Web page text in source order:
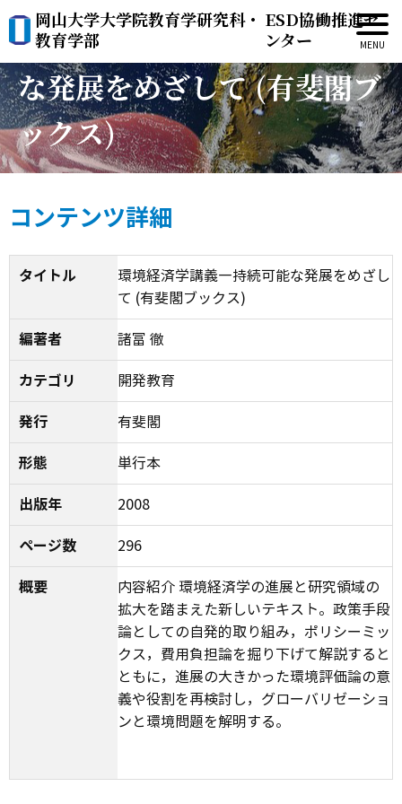
岡山大学大学院教育学研究科・
教育学部
ESD協働推進セ
ンター
環境経済学講義―持続可能
な発展をめざして (有斐閣ブ
ックス)
コンテンツ詳細
タイトル
環境経済学講義―持続可能な発展をめざし
て (有斐閣ブックス)
編著者 諸富 徹
カテゴリ 開発教育
発行 有斐閣
形態 単行本
出版年 2008
ページ数 296
概要
内容紹介 環境経済学の進展と研究領域の
拡大を踏まえた新しいテキスト。政策手段
論としての自発的取り組み，ポリシーミッ
クス，費用負担論を掘り下げて解説すると
ともに，進展の大きかった環境評価論の意
義や役割を再検討し，グローバリゼーショ
ンと環境問題を解明する。